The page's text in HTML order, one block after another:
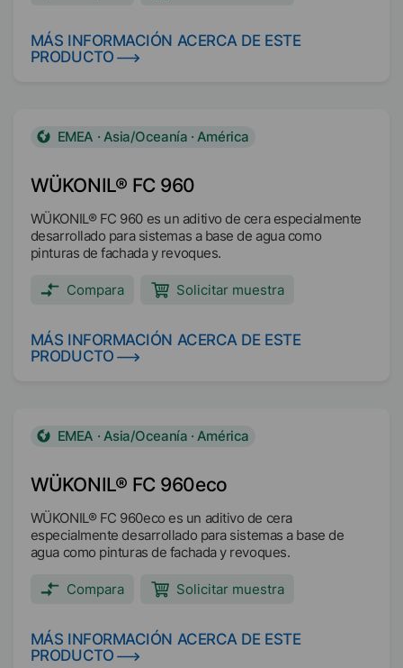
MÁS INFORMACIÓN ACERCA DE ESTE
PRODUCTO
WÜKONIL® FC 960
EMEA · Asia/Oceanía · América
WÜKONIL® FC 960 es un aditivo de cera especialmente
desarrollado para sistemas a base de agua como
pinturas de fachada y revoques.
Compara Solicitar muestra
MÁS INFORMACIÓN ACERCA DE ESTE
PRODUCTO
WÜKONIL® FC 960eco
EMEA · Asia/Oceanía · América
WÜKONIL® FC 960eco es un aditivo de cera
especialmente desarrollado para sistemas a base de
agua como pinturas de fachada y revoques.
Compara Solicitar muestra
MÁS INFORMACIÓN ACERCA DE ESTE
PRODUCTO